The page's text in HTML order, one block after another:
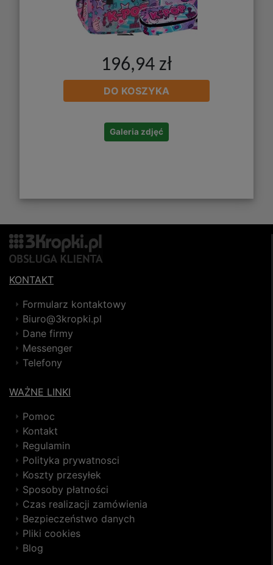
196,94 zł
DO KOSZYKA
Galeria zdjęć
KONTAKT
Formularz kontaktowy
Biuro@3kropki.pl
Dane firmy
Messenger
Telefony
WAŻNE LINKI
Pomoc
Kontakt
Regulamin
Polityka prywatnosci
Koszty przesyłek
Sposoby płatności
Czas realizacji zamówienia
Bezpieczeństwo danych
Pliki cookies
Blog